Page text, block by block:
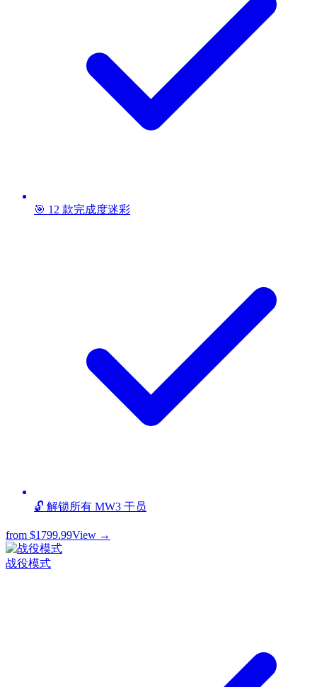
🎯 12 款完成度迷彩
🔓 解锁所有 MW3 干员
from $1799.99View →
战役模式